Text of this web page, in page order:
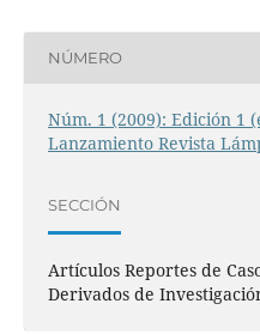
NÚMERO
Núm. 1 (2009): Edición 1
Lanzamiento Revista
SECCIÓN
Artículos Reportes de
Derivados de